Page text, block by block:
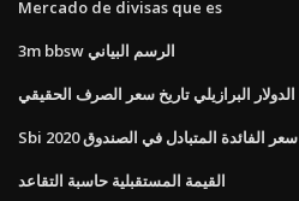
Mercado de divisas que es
3m bbsw الرسم البياني
الدولار البرازيلي تاريخ سعر الصرف الحقيقي
Sbi سعر الفائدة المتبادل في الصندوق 2020
القيمة المستقبلية حاسبة التقاعد